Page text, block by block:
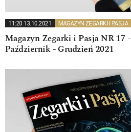
11:20 13.10.2021 MAGAZYN ZEGARKI I PASJA
Magazyn Zegarki i Pasja NR 17
Październik - Grudzień 2021